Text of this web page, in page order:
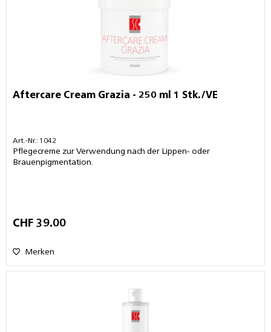
Aftercare Cream Grazia - 250 ml 1 Stk./VE
Art.-Nr.: 1042
Pflegecreme zur Verwendung nach der Lippen- oder
Brauenpigmentation.
CHF 39.00
Merken